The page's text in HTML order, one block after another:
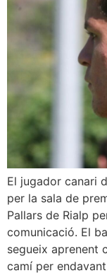
El jugador canari
per la sala de
Pallars de Rialp
comunicació. El
segueix aprenent
camí per